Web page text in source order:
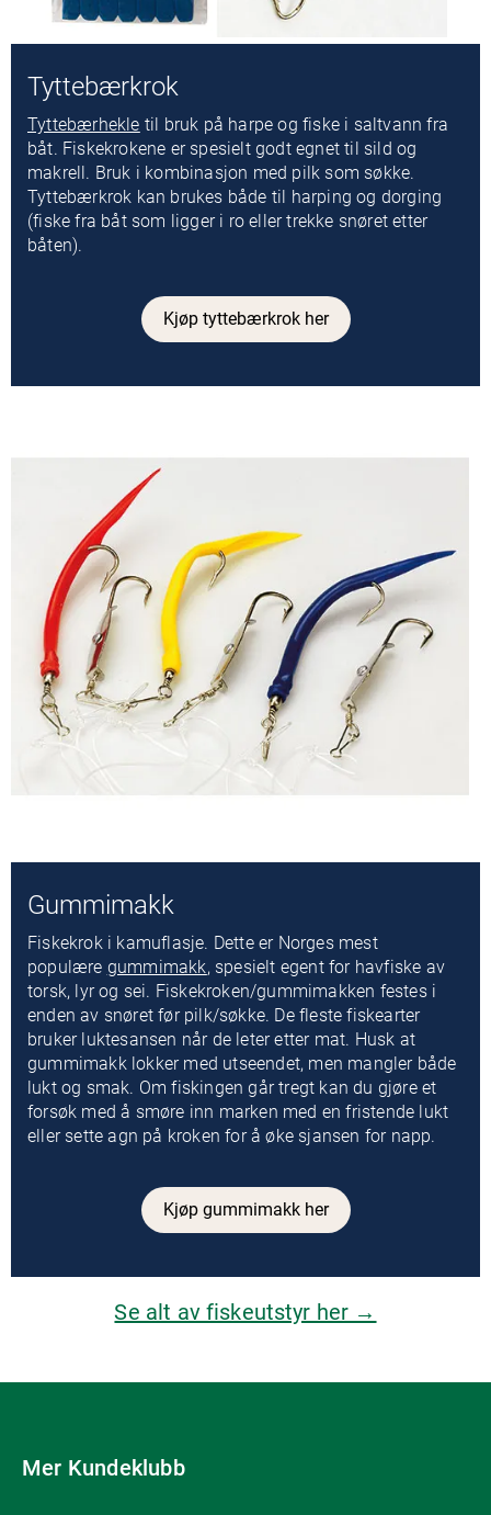
Tyttebærkrok
Tyttebærhekle til bruk på harpe og fiske i saltvann fra
båt. Fiskekrokene er spesielt godt egnet til sild og
makrell. Bruk i kombinasjon med pilk som søkke.
Tyttebærkrok kan brukes både til harping og dorging
(fiske fra båt som ligger i ro eller trekke snøret etter
båten).
Kjøp tyttebærkrok her
Gummimakk
Fiskekrok i kamuflasje. Dette er Norges mest
populære gummimakk, spesielt egent for havfiske av
torsk, lyr og sei. Fiskekroken/gummimakken festes i
enden av snøret før pilk/søkke. De fleste fiskearter
bruker luktesansen når de leter etter mat. Husk at
gummimakk lokker med utseendet, men mangler både
lukt og smak. Om fiskingen går tregt kan du gjøre et
forsøk med å smøre inn marken med en fristende lukt
eller sette agn på kroken for å øke sjansen for napp.
Kjøp gummimakk her
Se alt av fiskeutstyr her →
Mer Kundeklubb